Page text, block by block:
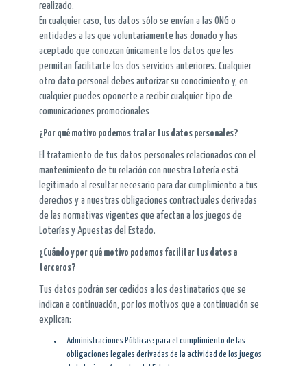
realizado.
En cualquier caso, tus datos sólo se envían a las ONG o
entidades a las que voluntariamente has donado y has
aceptado que conozcan únicamente los datos que les
permitan facilitarte los dos servicios anteriores. Cualquier
otro dato personal debes autorizar su conocimiento y, en
cualquier puedes oponerte a recibir cualquier tipo de
comunicaciones promocionales
¿Por qué motivo podemos tratar tus datos personales?
El tratamiento de tus datos personales relacionados con el
mantenimiento de tu relación con nuestra Lotería está
legitimado al resultar necesario para dar cumplimiento a tus
derechos y a nuestras obligaciones contractuales derivadas
de las normativas vigentes que afectan a los juegos de
Loterías y Apuestas del Estado.
¿Cuándo y por qué motivo podemos facilitar tus datos a
terceros?
Tus datos podrán ser cedidos a los destinatarios que se
indican a continuación, por los motivos que a continuación se
explican:
Administraciones Públicas: para el cumplimiento de las
obligaciones legales derivadas de la actividad de los juegos